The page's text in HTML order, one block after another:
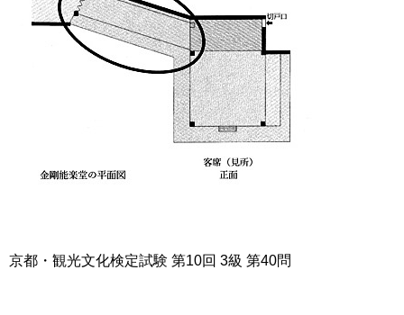
京都・観光文化検定試験 第10回 3級 第40問